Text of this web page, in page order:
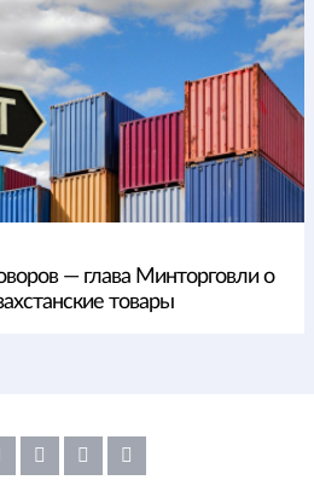
— глава Минторговли о
товары